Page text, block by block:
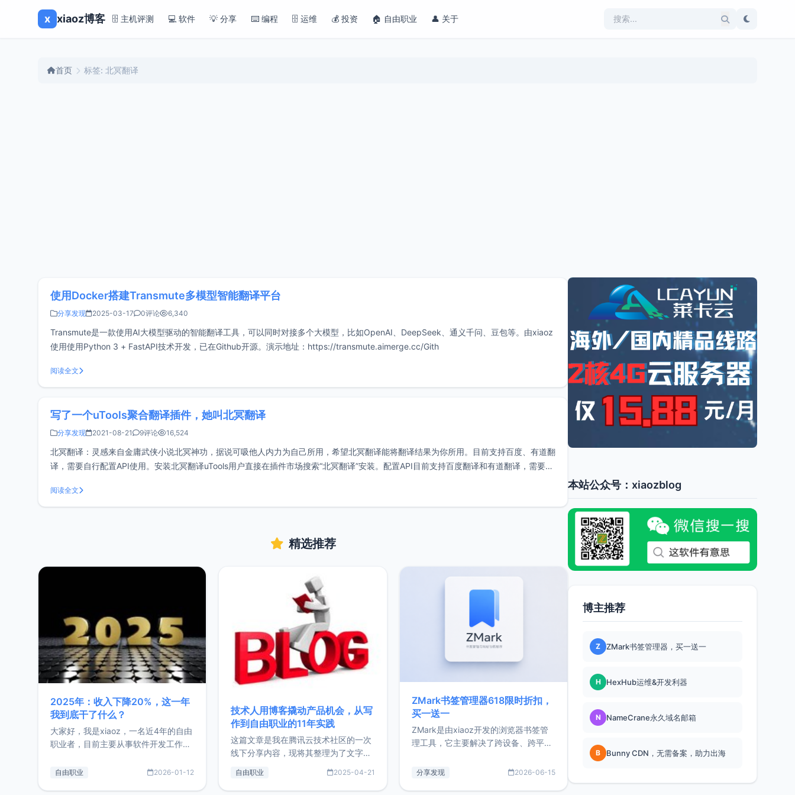
x xiaoz博客 🗄️ 主机评测 💻 软件 💡 分享 ⌨️ 编程 🗄️ 运维 💰 投资 🏠 自由职业 👤 关于
首页 标签: 北冥翻译
使用Docker搭建Transmute多模型智能翻译平台
分享发现 2025-03-17 0评论 6,340
Transmute是一款使用AI大模型驱动的智能翻译工具，可以同时对接多个大模型，比如OpenAI、DeepSeek、通义千问、豆包等。由xiaoz
使用使用Python 3 + FastAPI技术开发，已在Github开源。演示地址：https://transmute.aimerge.cc/Gith
阅读全文
写了一个uTools聚合翻译插件，她叫北冥翻译
分享发现 2021-08-21 9评论 16,524
北冥翻译：灵感来自金庸武侠小说北冥神功，据说可吸他人内力为自己所用，希望北冥翻译能将翻译结果为你所用。目前支持百度、有道翻
译，需要自行配置API使用。安装北冥翻译uTools用户直接在插件市场搜索“北冥翻译”安装。配置API目前支持百度翻译和有道翻译，需要自
阅读全文
精选推荐
2025年：收入下降20%，这一年
我到底干了什么？
大家好，我是xiaoz，一名近4年的自由
职业者，目前主要从事软件开发工作。
的总结，内容主要包括：工作、学习、
自由职业 2026-01-12
技术人用博客撬动产品机会，从写
作到自由职业的11年实践
这篇文章是我在腾讯云技术社区的一次
线下分享内容，现将其整理为了文字
版，分享了写博客11年来的经历，以及
通过博客过渡到做产品和走向自由职业
的一个小故事。文中还首次公开了我的
自由职业 2025-04-21
ZMark书签管理器618限时折扣，
买一送一
ZMark是由xiaoz开发的浏览器书签管
理工具，它主要解决了跨设备、跨平
做到一处部署、随处访问。同时，它还
分享发现 2026-06-15
本站公众号：xiaozblog
博主推荐
Z ZMark书签管理器，买一送一
H HexHub运维&开发利器
N NameCrane永久域名邮箱
B Bunny CDN，无需备案，助力出海